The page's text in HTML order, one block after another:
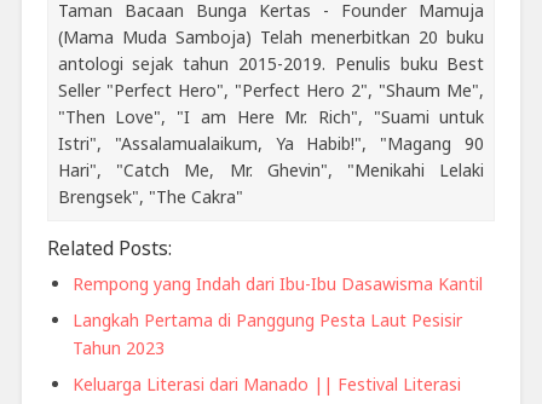
Taman Bacaan Bunga Kertas - Founder Mamuja
(Mama Muda Samboja) Telah menerbitkan 20 buku
antologi sejak tahun 2015-2019. Penulis buku Best
Seller "Perfect Hero", "Perfect Hero 2", "Shaum Me",
"Then Love", "I am Here Mr. Rich", "Suami untuk
Istri", "Assalamualaikum, Ya Habib!", "Magang 90
Hari", "Catch Me, Mr. Ghevin", "Menikahi Lelaki
Brengsek", "The Cakra"
Related Posts:
Rempong yang Indah dari Ibu-Ibu Dasawisma Kantil
Langkah Pertama di Panggung Pesta Laut Pesisir
Tahun 2023
Keluarga Literasi dari Manado || Festival Literasi